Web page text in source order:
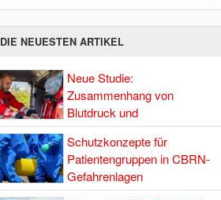
DIE NEUESTEN ARTIKEL
Neue Studie:
Zusammenhang von
Blutdruck und
Hirndurchblutung
Schutzkonzepte für
Patientengruppen in CBRN-
Gefahrenlagen